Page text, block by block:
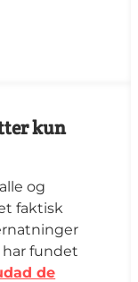
kun
og
faktisk
fundet
de